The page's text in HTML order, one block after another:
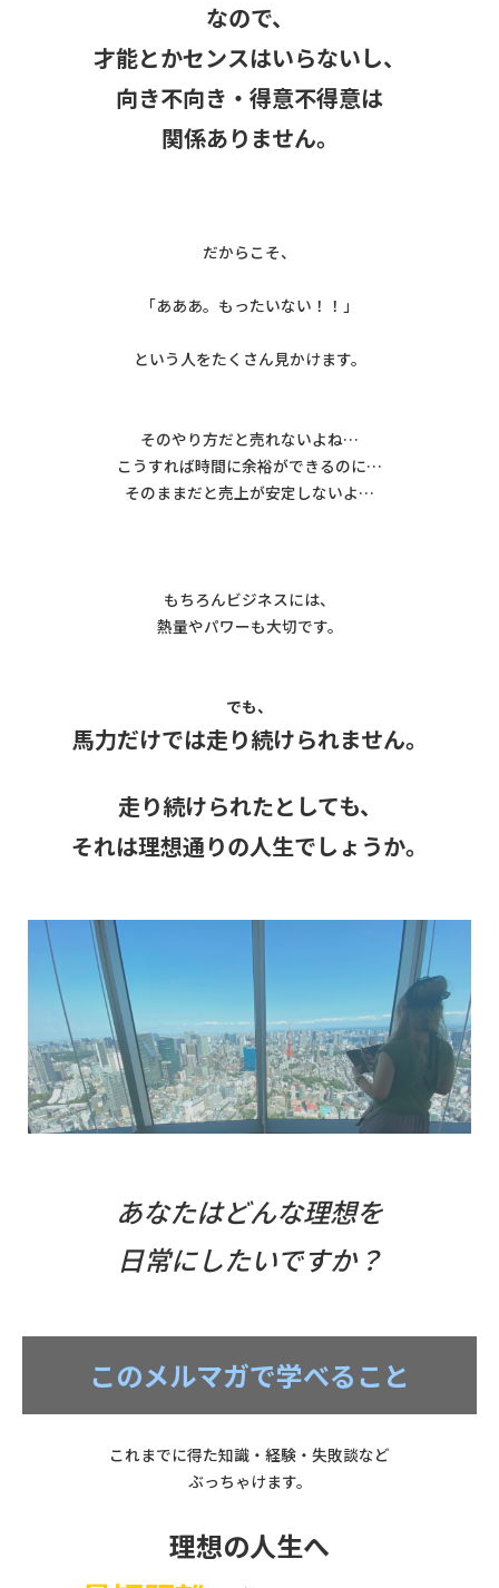
なので、
才能とかセンスはいらないし、
向き不向き・得意不得意は
関係ありません。
だからこそ、
「あああ。もったいない！！」
という人をたくさん見かけます。
そのやり方だと売れないよね…
こうすれば時間に余裕ができるのに…
そのままだと売上が安定しないよ…
もちろんビジネスには、
熱量やパワーも大切です。
でも、
馬力だけでは走り続けられません。
走り続けられたとしても、
それは理想通りの人生でしょうか。
あなたはどんな理想を
日常にしたいですか？
このメルマガで学べること
これまでに得た知識・経験・失敗談など
ぶっちゃけます。
理想の人生へ